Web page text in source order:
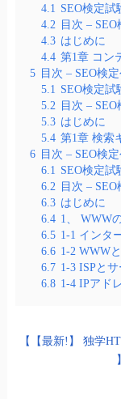
4.1 SEO検定試
4.2 目次 –
4.3 はじめに
4.4 第1章 コン
5 目次 – SEO検
5.1 SEO検定試
5.2 目次 –
5.3 はじめに
5.4 第1章 検索
6 目次 – SEO検
6.1 SEO検定試
6.2 目次 –
6.3 はじめに
6.4 1、 WWW
6.5 1-1 インタ
6.6 1-2 WWW
6.7 1-3 ISPと
6.8 1-4 IPアド
【【最新!】 独学